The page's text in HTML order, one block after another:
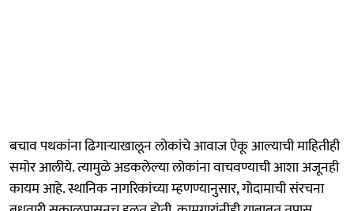
बचाव पथकांना ढिगाऱ्याखालून लोकांचे आवाज ऐकू आल्याची माहितीही
समोर आलीये. त्यामुळे अडकलेल्या लोकांना वाचवण्याची आशा अजूनही
कायम आहे. स्थानिक नागरिकांच्या म्हणण्यानुसार, गोदामाची संरचना